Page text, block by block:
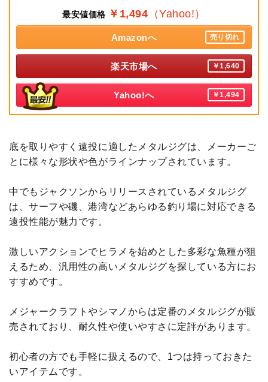
最安値価格 ￥1,494 （Yahoo!）
Amazonへ 売り切れ
楽天市場へ ￥1,640
Yahoo!へ ￥1,494
底を取りやすく遠投に適したメタルジグは、メーカーご
とに様々な形状や色がラインナップされています。
中でもジャクソンからリリースされているメタルジグ
は、サーフや磯、港湾などあらゆる釣り場に対応できる
遠投性能が魅力です。
激しいアクションでヒラメを始めとした多彩な魚種が狙
えるため、汎用性の高いメタルジグを探している方にお
すすめです。
メジャークラフトやシマノからは定番のメタルジグが販
売されており、耐久性や使いやすさに定評があります。
初心者の方でも手軽に扱えるので、1つは持っておきた
いアイテムです。